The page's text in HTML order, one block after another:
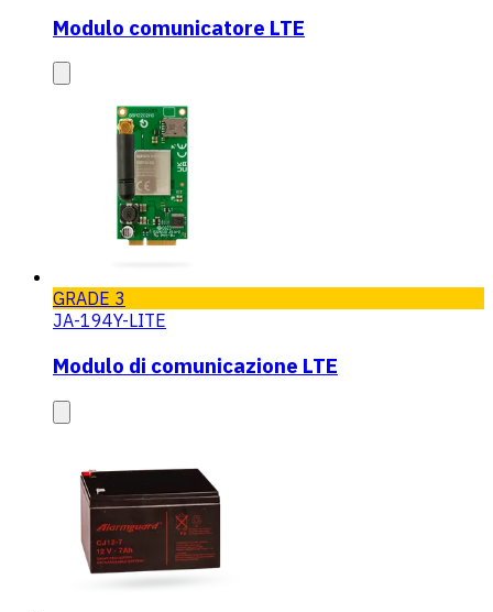
Modulo comunicatore LTE
GRADE 3
JA-194Y-LITE
Modulo di comunicazione LTE